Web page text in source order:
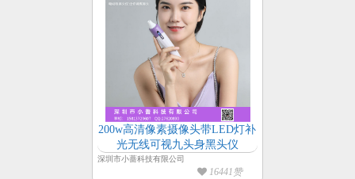
200w高清像素摄像头带LED灯补
光无线可视九头身黑头仪
深圳市小蔷科技有限公司
16441赞